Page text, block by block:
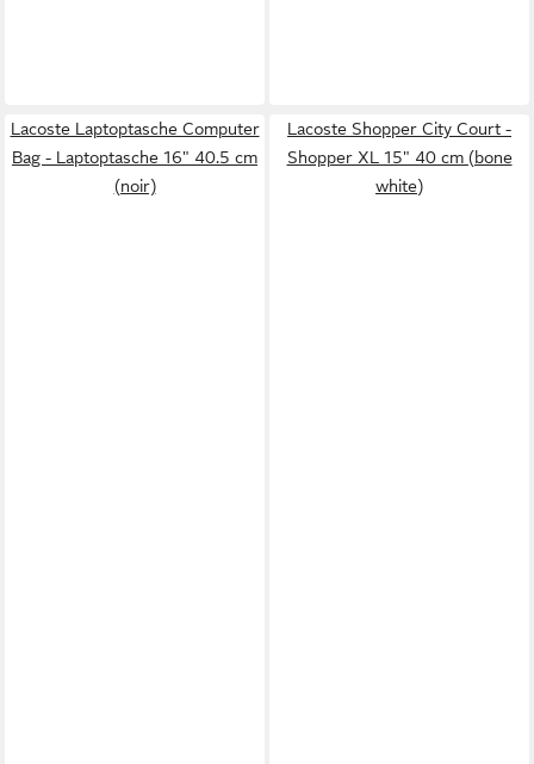
Lacoste Laptoptasche Computer
Bag - Laptoptasche 16" 40.5 cm
(noir)
Lacoste Shopper City Court -
Shopper XL 15" 40 cm (bone
white)